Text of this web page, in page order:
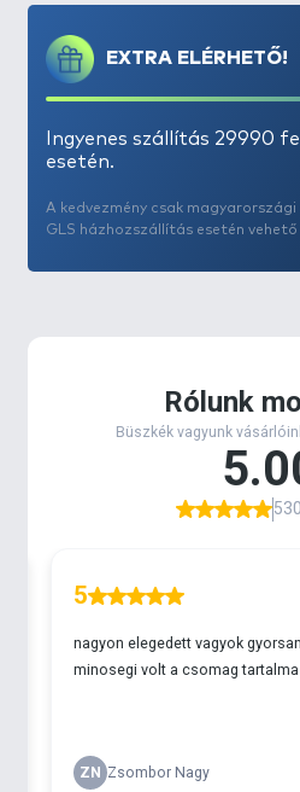
EXTRA ELÉRHETŐ!
Ingyenes szállítás 29990
esetén.
A kedvezmény csak
GLS házhozszállítás esetén vehető